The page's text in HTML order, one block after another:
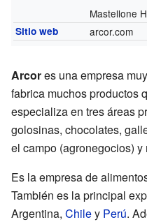
Mastellone
Sitio web arcor.com
Arcores una empresa
fabrica muchos productos
especializa en tres áreas
golosinas, chocolates,
el campo (agronegocios)
Es la empresa de
También es la principal
Argentina, Chiley Perú.